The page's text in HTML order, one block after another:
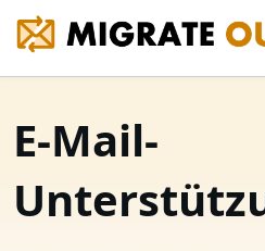
E-Mail-